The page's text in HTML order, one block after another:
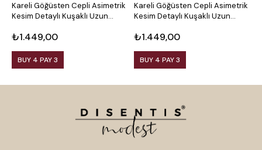
Kareli Göğüsten Cepli Asimetrik
Kesim Detaylı Kuşaklı Uzun
₺1.449,00
BUY 4 PAY 3
Kareli Göğüsten Cepli Asimetrik
Kesim Detaylı Kuşaklı Uzun
₺1.449,00
BUY 4 PAY 3